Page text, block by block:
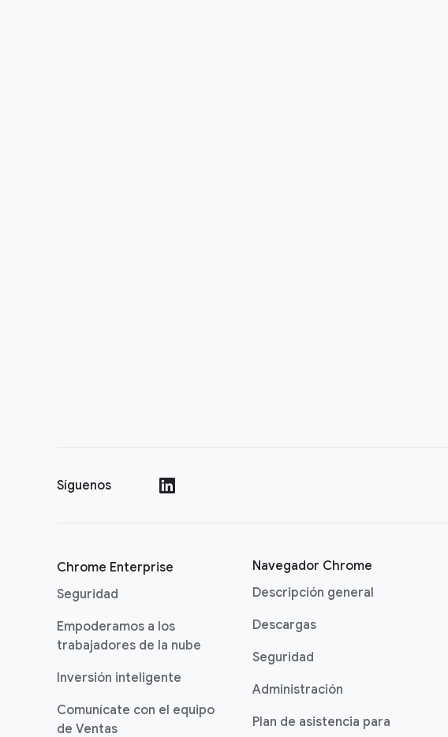
Síguenos
Chrome Enterprise
Seguridad
Empoderamos a los
trabajadores de la nube
Inversión inteligente
Comunícate con el equipo
de Ventas
Navegador Chrome
Descripción general
Descargas
Seguridad
Administración
Plan de asistencia para